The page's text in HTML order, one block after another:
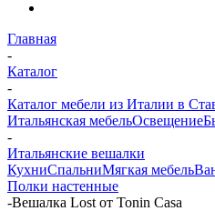
Главная
-
Каталог
-
Каталог мебели из Италии в
Итальянская мебельОсвещение
-
Итальянские вешалки
КухниСпальниМягкая мебель
Полки настенные
-Вешалка Lost от Tonin Casa